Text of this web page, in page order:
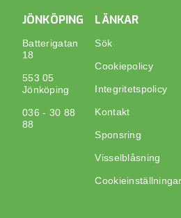
JÖNKÖPING
Batterigatan
18
553 05
Jönköping
036 - 30 88
88
LÄNKAR
Sök
Cookiepolicy
Integritetspolicy
Kontakt
Sponsring
Visselblåsning
Cookieinställningar